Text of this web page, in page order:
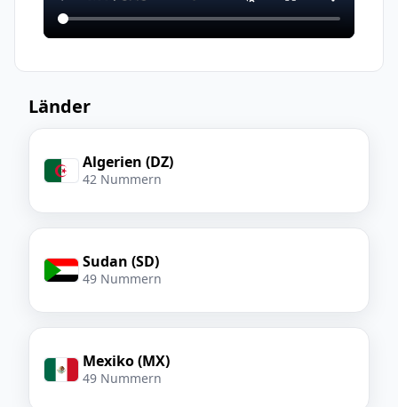
Länder
Algerien (DZ)
42 Nummern
Sudan (SD)
49 Nummern
Mexiko (MX)
49 Nummern